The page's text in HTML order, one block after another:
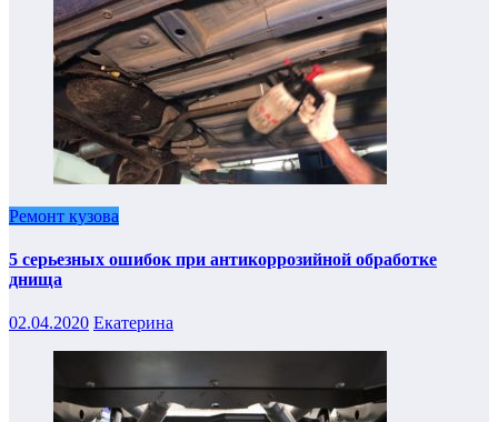
Ремонт кузова
5 серьезных ошибок при антикоррозийной обработке
днища
02.04.2020 Екатерина